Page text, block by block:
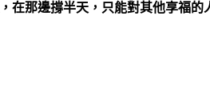
在那邊撐半天，只能對其他享福的